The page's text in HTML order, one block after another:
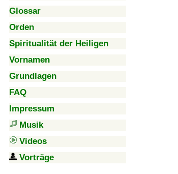
Glossar
Orden
Spiritualität der Heiligen
Vornamen
Grundlagen
FAQ
Impressum
Musik
Videos
Vorträge